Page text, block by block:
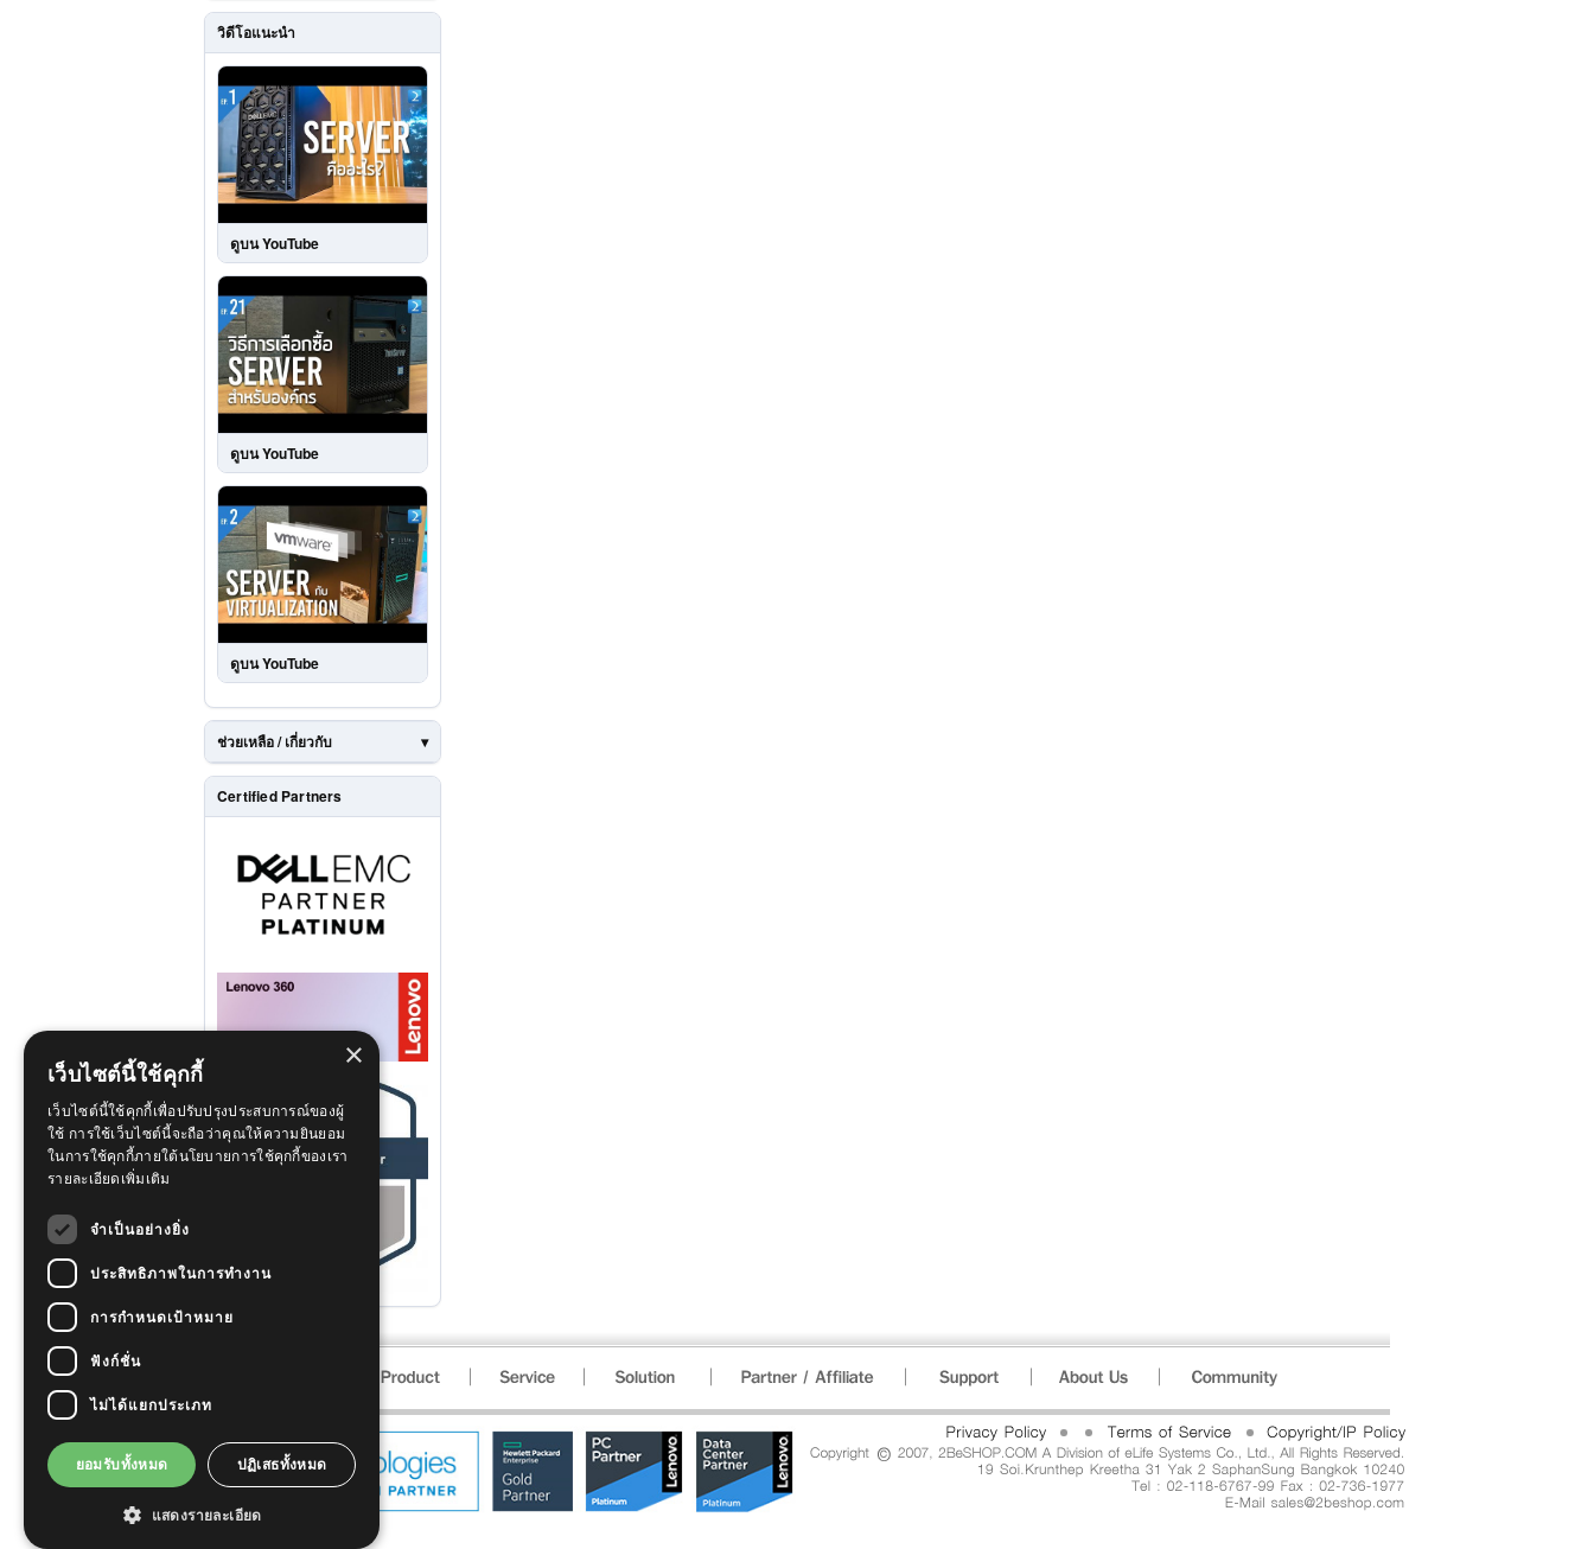
วิดีโอแนะนำ
ดูบน YouTube
ดูบน YouTube
ดูบน YouTube
ช่วยเหลือ / เกี่ยวกับ
Certified Partners
×
เว็บไซต์นี้ใช้คุกกี้
เว็บไซต์นี้ใช้คุกกี้เพื่อปรับปรุงประสบการณ์ของผู้
ใช้ การใช้เว็บไซต์นี้จะถือว่าคุณให้ความยินยอม
ในการใช้คุกกี้ภายใต้นโยบายการใช้คุกกี้ของเรา
รายละเอียดเพิ่มเติม
จำเป็นอย่างยิ่ง
ประสิทธิภาพในการทำงาน
การกำหนดเป้าหมาย
ฟังก์ชั่น
ไม่ได้แยกประเภท
ยอมรับทั้งหมด ปฏิเสธทั้งหมด
แสดงรายละเอียด